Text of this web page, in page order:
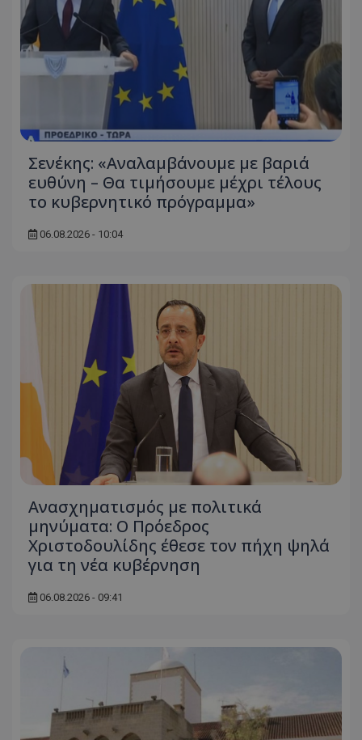
Σενέκης: «Αναλαμβάνουμε με βαριά
ευθύνη – Θα τιμήσουμε μέχρι τέλους
το κυβερνητικό πρόγραμμα»
06.08.2026 - 10:04
Ανασχηματισμός με πολιτικά
μηνύματα: Ο Πρόεδρος
Χριστοδουλίδης έθεσε τον πήχη ψηλά
για τη νέα κυβέρνηση
06.08.2026 - 09:41